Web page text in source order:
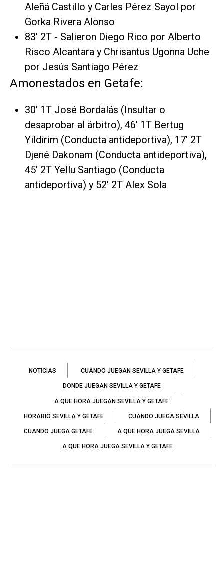
Aleñá Castillo y Carles Pérez Sayol por
Gorka Rivera Alonso
83' 2T - Salieron Diego Rico por Alberto
Risco Alcantara y Chrisantus Ugonna Uche
por Jesús Santiago Pérez
Amonestados en Getafe:
30' 1T José Bordalás (Insultar o
desaprobar al árbitro), 46' 1T Bertug
Yildirim (Conducta antideportiva), 17' 2T
Djené Dakonam (Conducta antideportiva),
45' 2T Yellu Santiago (Conducta
antideportiva) y 52' 2T Alex Sola
NOTICIAS CUANDO JUEGAN SEVILLA Y GETAFE
DONDE JUEGAN SEVILLA Y GETAFE
A QUE HORA JUEGAN SEVILLA Y GETAFE
HORARIO SEVILLA Y GETAFE CUANDO JUEGA SEVILLA
CUANDO JUEGA GETAFE A QUE HORA JUEGA SEVILLA
A QUE HORA JUEGA SEVILLA Y GETAFE